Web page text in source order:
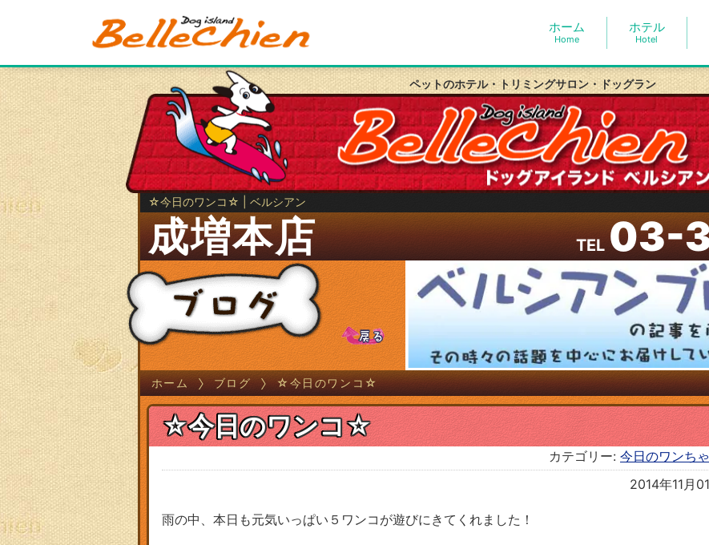
ホーム
Home
ホテル
Hotel
ペットのホテル・トリミングサロン・ドッグラ
☆今日のワンコ☆ | ベルシアン
成増本店 TEL 03-
ホーム ブログ ☆今日のワンコ☆
☆今日のワンコ☆
カテゴリー: 今日のワンち
2014年11月
雨の中、本日も元気いっぱい５ワンコが遊びにきてくれました！